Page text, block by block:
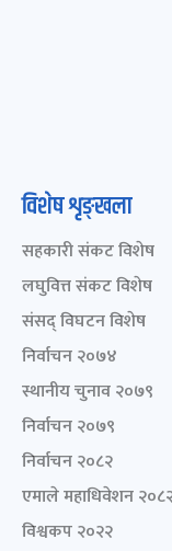
विशेष शृङ्खला
सहकारी संकट विशेष
लघुवित्त संकट विशेष
संसद् विघटन विशेष
निर्वाचन २०७४
स्थानीय चुनाव २०७९
निर्वाचन २०७९
निर्वाचन २०८२
एमाले महाधिवेशन
विश्वकप २०२२